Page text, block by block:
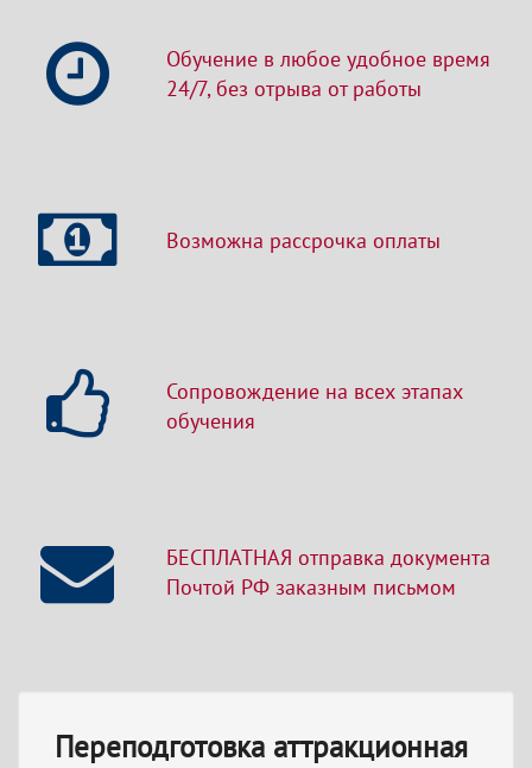
Обучение в любое удобное время
24/7, без отрыва от работы
Возможна рассрочка оплаты
Сопровождение на всех этапах
обучения
БЕСПЛАТНАЯ отправка документа
Почтой РФ заказным письмом
Переподготовка аттракционная